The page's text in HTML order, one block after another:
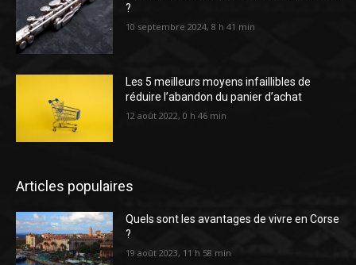
?
10 septembre 2024, 8 h 41 min
Les 5 meilleurs moyens infaillibles de
réduire l’abandon du panier d’achat
12 août 2022, 0 h 46 min
Articles populaires
Quels sont les avantages de vivre en Corse
?
19 août 2023, 11 h 58 min